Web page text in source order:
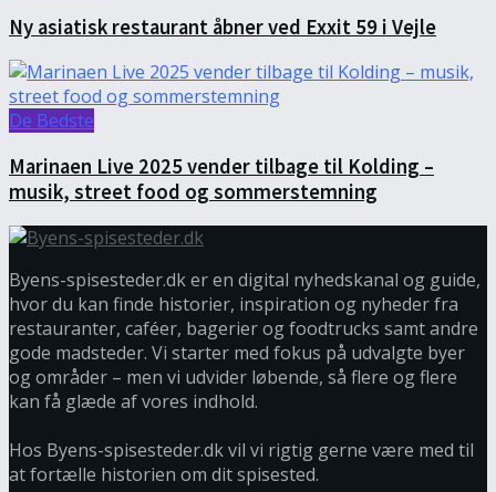
Ny asiatisk restaurant åbner ved Exxit 59 i Vejle
De Bedste
Marinaen Live 2025 vender tilbage til Kolding –
musik, street food og sommerstemning
Byens-spisesteder.dk er en digital nyhedskanal og guide,
hvor du kan finde historier, inspiration og nyheder fra
restauranter, caféer, bagerier og foodtrucks samt andre
gode madsteder. Vi starter med fokus på udvalgte byer
og områder – men vi udvider løbende, så flere og flere
kan få glæde af vores indhold.
Hos Byens-spisesteder.dk vil vi rigtig gerne være med til
at fortælle historien om dit spisested.